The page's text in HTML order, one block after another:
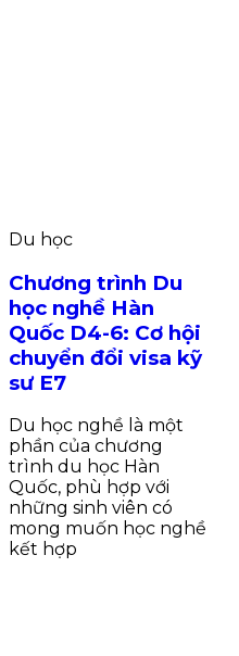
Du học
Chương trình Du
học nghề Hàn
Quốc D4-6: Cơ hội
chuyển đổi visa kỹ
sư E7
Du học nghề là một
phần của chương
trình du học Hàn
Quốc, phù hợp với
những sinh viên có
mong muốn học nghề
kết hợp